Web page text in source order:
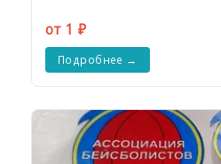
от 1 ₽
Подробнее →